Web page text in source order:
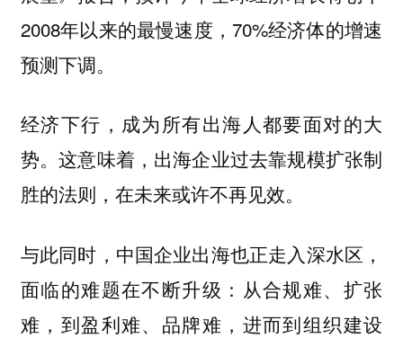
2008年以来的最慢速度，70%经济体的增速
预测下调。
经济下行，成为所有出海人都要面对的大
势。这意味着，出海企业过去靠规模扩张制
胜的法则，在未来或许不再见效。
与此同时，中国企业出海也正走入深水区，
面临的难题在不断升级：从合规难、扩张
难，到盈利难、品牌难，进而到组织建设